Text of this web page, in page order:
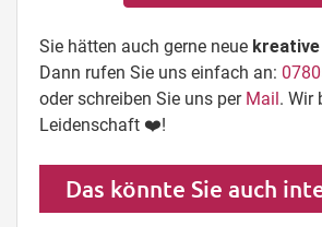
Sie hätten auch gerne neue kreative
Dann rufen Sie uns einfach an:
oder schreiben Sie uns per Mail. Wir
Leidenschaft ❤️!
Das könnte Sie auch